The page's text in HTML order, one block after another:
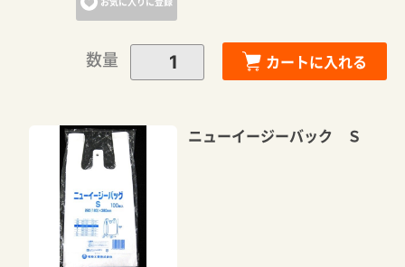
数量 カートに入れる
ニューイージーバック Ｓ